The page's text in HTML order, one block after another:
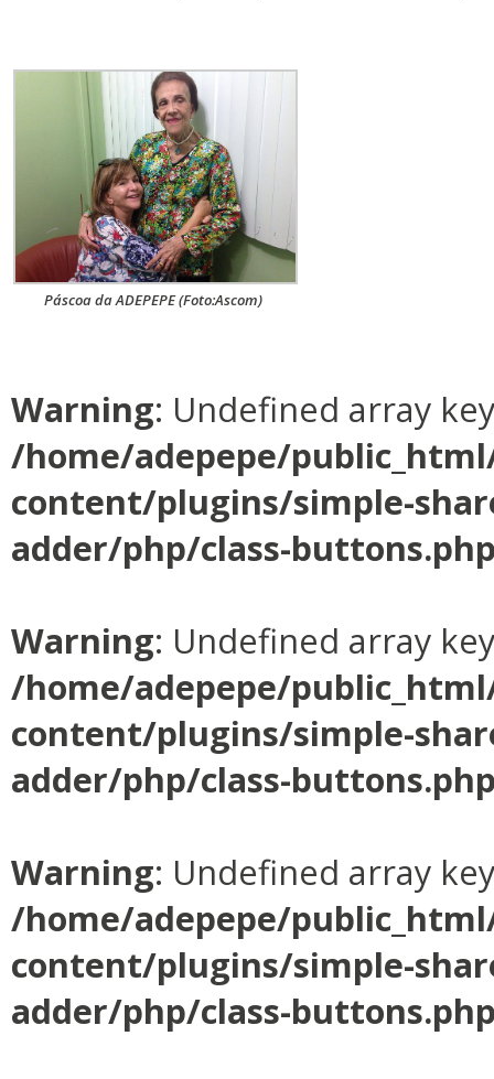
Páscoa da ADEPEPE (Foto:Ascom)
Warning: Undefined array
/home/adepepe/
content/plugins/simple-
adder/php/class-
Warning: Undefined array
/home/adepepe/
content/plugins/simple-
adder/php/class-
Warning: Undefined array
/home/adepepe/
content/plugins/simple-
adder/php/class-